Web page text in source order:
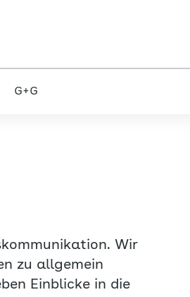
G+G
Wir
zu allgemein
Einblicke in die